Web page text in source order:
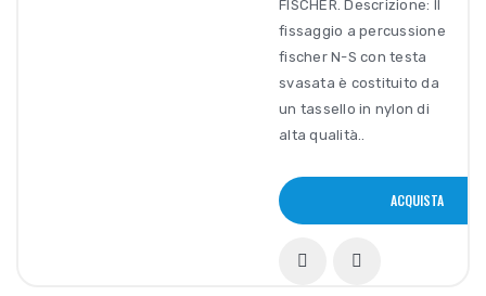
FISCHER. Descrizione: Il
fissaggio a percussione
fischer N-S con testa
svasata è costituito da
un tassello in nylon di
alta qualità..
ACQUISTA